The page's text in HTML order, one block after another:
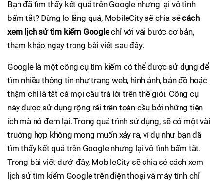
Bạn đã tìm thấy kết quả trên Google nhưng lại vô tình
bấm tắt? Đừng lo lắng quá, MobileCity sẽ chia sẻcách
xem lịch sử tìm kiếm Googlechỉ với vài bước cơ bản,
tham khảo ngay trong bài viết sau đây.
Google là một công cụ tìm kiếm có thể được sử dụng để
tìm nhiều thông tin như trang web, hình ảnh, bản đồ hoặc
thậm chí là tất cả mọi câu trả lời trên thế giới. Công cụ
này được sử dụng rộng rãi trên toàn cầu bởi những tiện
ích mà nó đem lại. Trong quá trình sử dụng, sẽ có một vài
trường hợp không mong muốn xảy ra, ví dụ như bạn đã
tìm thấy kết quả trên Google nhưng lại vô tình bấm tắt.
Trong bài viết dưới đây, MobileCity sẽ chia sẻ cách xem
lịch sử tìm kiếm Google trên điện thoại và máy tính chỉ